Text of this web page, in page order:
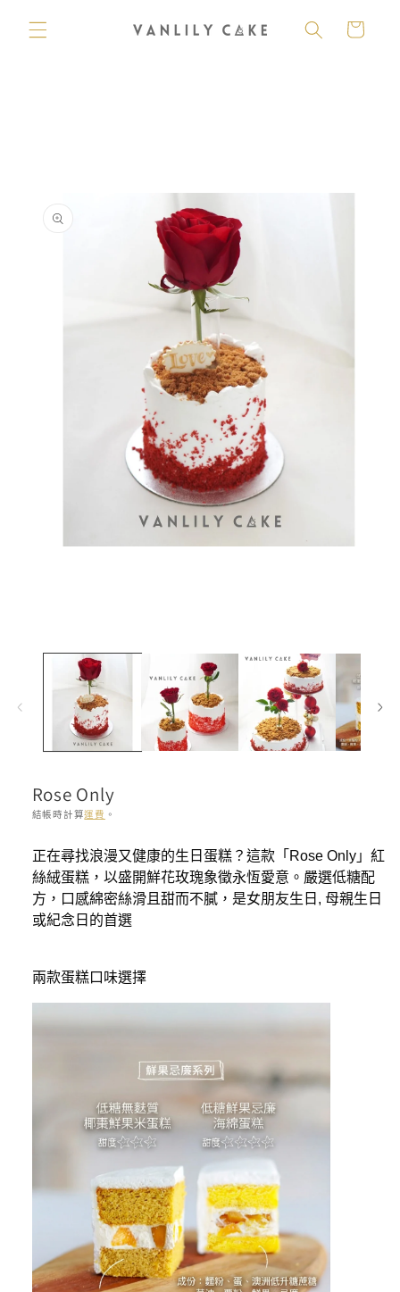
容
物
Rose Only
結帳時計算運費 。
存
貨
單
位
(SKU):
正在尋找浪漫又健康的生日蛋糕？這款「Rose Only」紅
絲絨蛋糕，以盛開鮮花玫瑰象徵永恆愛意。嚴選低糖配
方，口感綿密絲滑且甜而不膩，是女朋友生日, 母親生日
或紀念日的首選
兩款蛋糕口味選擇